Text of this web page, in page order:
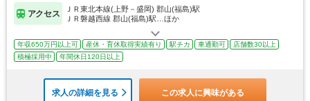
アクセス
ＪＲ東北本線(上野－盛岡) 郡山(福島)駅
ＪＲ磐越西線 郡山(福島)駅…ほか
年収650万円以上可 産休・育休取得実績有り 駅チカ 車通勤可
店舗数30以上
積極採用中
年間休日120日以上
求人の詳細を見る この求人に興味がある